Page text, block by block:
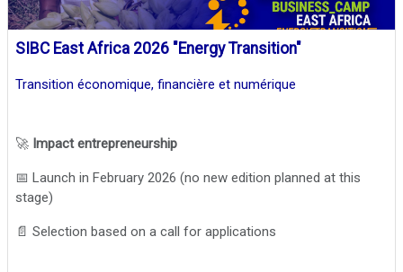
SIBC East Africa 2026 "Energy Transition"
Transition économique, financière et numérique
🚀 Impact entrepreneurship
📅 Launch in February 2026 (no new edition planned at this
stage)
📄 Selection based on a call for applications